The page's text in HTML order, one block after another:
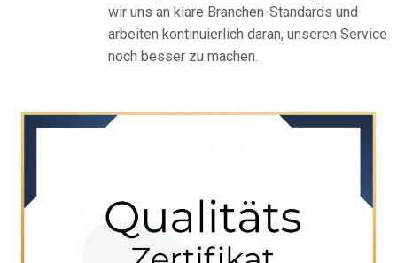
wir uns an klare Branchen-Standards und
arbeiten kontinuierlich daran, unseren Service
noch besser zu machen.